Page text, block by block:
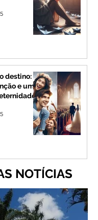
destino:
e um
NOTÍCIAS